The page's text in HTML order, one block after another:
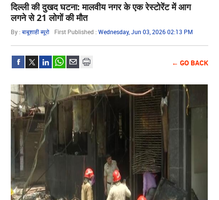
दिल्ली की दुखद घटना: मालवीय नगर के एक रेस्टोरेंट में आग
लगने से 21 लोगों की मौत
By :बाबूशाही ब्यूरो First Published :Wednesday, Jun 03, 2026 02:13 PM
← GO BACK